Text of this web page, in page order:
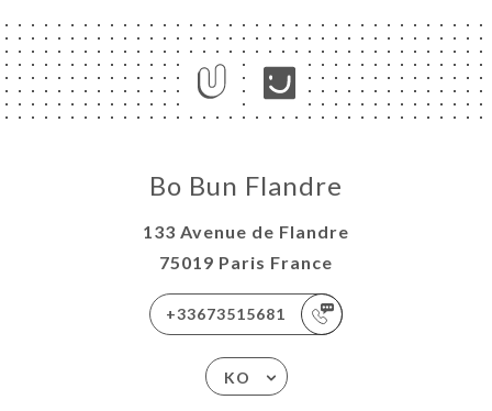
Bo Bun Flandre
133 Avenue de Flandre
75019 Paris France
+33673515681
KO